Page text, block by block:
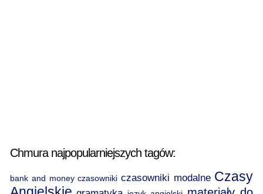
Chmura najpopularniejszych tagów:
bank and money czasowniki czasowniki modalne Czasy